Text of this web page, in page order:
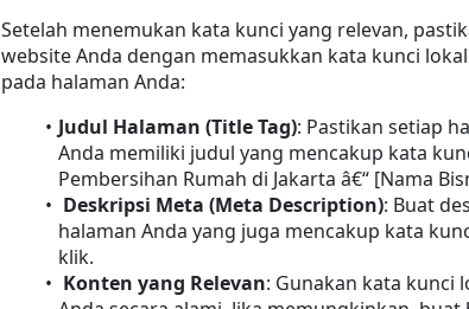
Setelah menemukan kata kunci yang relevan,
website Anda dengan memasukkan kata kunci
pada halaman Anda:
Judul Halaman (Title Tag): Pastikan setiap
Anda memiliki judul yang mencakup kata
Pembersihan Rumah di Jakarta â€“ [Nama
Deskripsi Meta (Meta Description): Buat
halaman Anda yang juga mencakup kata
klik.
Konten yang Relevan: Gunakan kata kunci